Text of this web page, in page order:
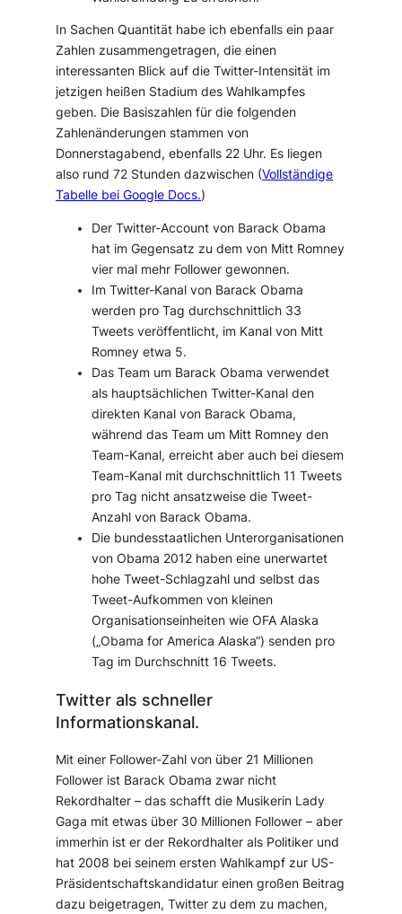
In Sachen Quantität habe ich ebenfalls ein paar
Zahlen zusammengetragen, die einen
interessanten Blick auf die Twitter-Intensität im
jetzigen heißen Stadium des Wahlkampfes
geben. Die Basiszahlen für die folgenden
Zahlenänderungen stammen von
Donnerstagabend, ebenfalls 22 Uhr. Es liegen
also rund 72 Stunden dazwischen (Vollständige
Tabelle bei Google Docs.)
Der Twitter-Account von Barack Obama
hat im Gegensatz zu dem von Mitt Romney
vier mal mehr Follower gewonnen.
Im Twitter-Kanal von Barack Obama
werden pro Tag durchschnittlich 33
Tweets veröffentlicht, im Kanal von Mitt
Romney etwa 5.
Das Team um Barack Obama verwendet
als hauptsächlichen Twitter-Kanal den
direkten Kanal von Barack Obama,
während das Team um Mitt Romney den
Team-Kanal, erreicht aber auch bei diesem
Team-Kanal mit durchschnittlich 11 Tweets
pro Tag nicht ansatzweise die Tweet-
Anzahl von Barack Obama.
Die bundesstaatlichen Unterorganisationen
von Obama 2012 haben eine unerwartet
hohe Tweet-Schlagzahl und selbst das
Tweet-Aufkommen von kleinen
Organisationseinheiten wie OFA Alaska
(„Obama for America Alaska“) senden pro
Tag im Durchschnitt 16 Tweets.
Twitter als schneller
Informationskanal.
Mit einer Follower-Zahl von über 21 Millionen
Follower ist Barack Obama zwar nicht
Rekordhalter – das schafft die Musikerin Lady
Gaga mit etwas über 30 Millionen Follower – aber
immerhin ist er der Rekordhalter als Politiker und
hat 2008 bei seinem ersten Wahlkampf zur US-
Präsidentschaftskandidatur einen großen Beitrag
dazu beigetragen, Twitter zu dem zu machen,